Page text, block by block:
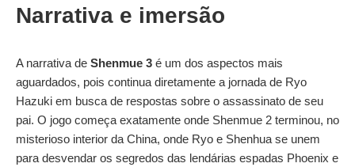
Narrativa e imersão
A narrativa de Shenmue 3 é um dos aspectos mais
aguardados, pois continua diretamente a jornada de Ryo
Hazuki em busca de respostas sobre o assassinato de seu
pai. O jogo começa exatamente onde Shenmue 2 terminou, no
misterioso interior da China, onde Ryo e Shenhua se unem
para desvendar os segredos das lendárias espadas Phoenix e